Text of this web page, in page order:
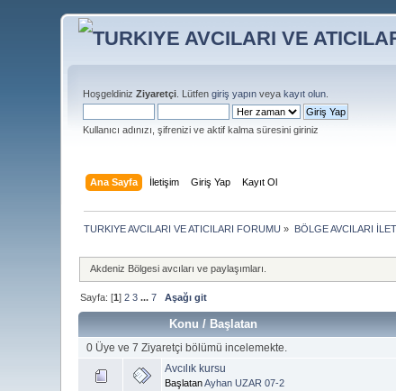
HoşgeldinizZiyaretçi . Lütfengiriş yapın veyakayıt olun
Kullanıcı adınızı, şifrenizi ve aktif kalma süresini giriniz
Ana Sayfa İletişim Giriş Yap Kayıt Ol
TURKIYE AVCILARI VE ATICILARI FORUMU » BÖLGE AVCILARI
Akdeniz Bölgesi avcıları ve paylaşımları.
Sayfa: [1]2 3 ...7 Aşağı git
Konu / Başlatan
0 Üye ve 7 Ziyaretçi bölümü incelemekte.
Avcılık kursu
BaşlatanAyhan UZAR 07-2